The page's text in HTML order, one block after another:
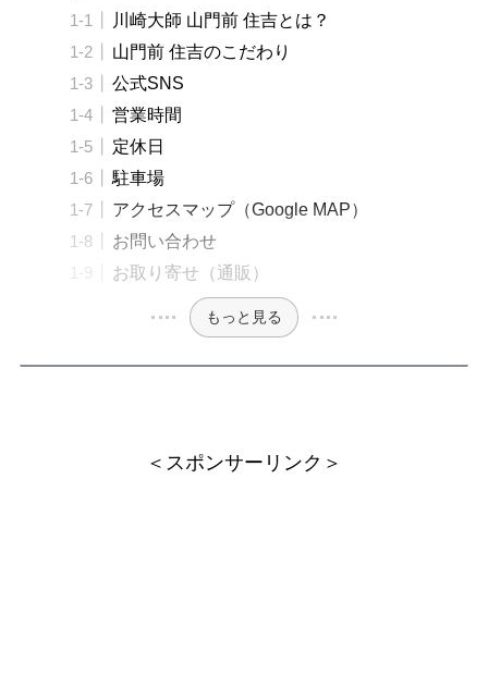
川崎大師 山門前 住吉とは？
山門前 住吉のこだわり
公式SNS
営業時間
定休日
駐車場
アクセスマップ（Google MAP）
お問い合わせ
お取り寄せ（通販）
もっと見る
＜スポンサーリンク＞